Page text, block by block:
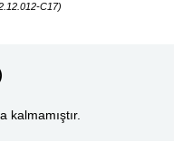
C17)
kalmamıştır.